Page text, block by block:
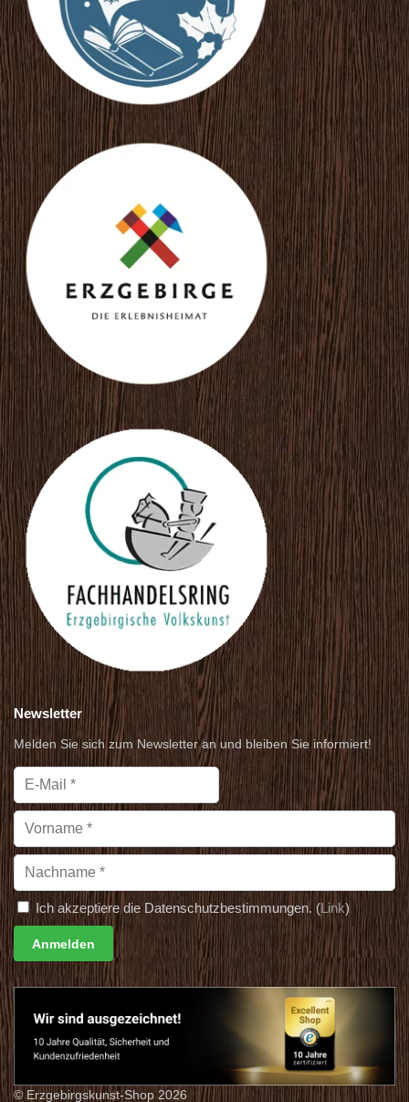
Newsletter
Melden Sie sich zum Newsletter an und bleiben Sie informiert!
Ich akzeptiere die Datenschutzbestimmungen. (Link)
© Erzgebirgskunst-Shop 2026